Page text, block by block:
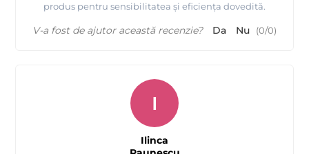
produs pentru sensibilitatea și eficiența dovedită.
V-a fost de ajutor această recenzie? Da Nu (0/0)
I
Ilinca